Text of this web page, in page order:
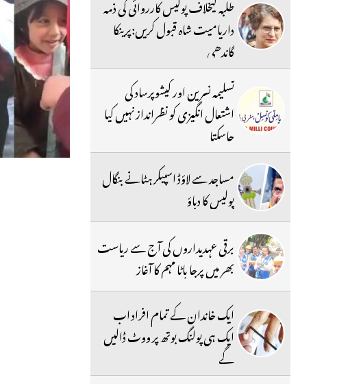
داریامیت شاہ قبول کریں:پرینکا
گاندھی
تسلیمہ نسرین اور کیشوپرساد کی
اشتعال انگیزی کو نظرانداز نہیں کیا
جاسکتا
مساجد سے لاؤڈ اسپیکر ہٹانے بنگال
پولیس کا دباؤ
برقی عہدیداروں کی آج سے ریاست
بھر میں پرجا باٹا مہم کا آغاز
ایک خاندان کے تمام افراد اب
ایک ہی پولنگ بوتھ پر ووٹ ڈالیں
گے